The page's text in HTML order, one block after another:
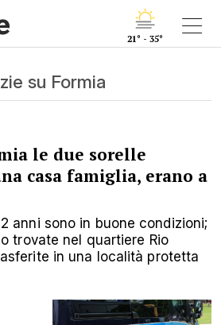
21° - 35°
su Formia
le due sorelle
casa famiglia, erano a
anni sono in buone condizioni;
trovate nel quartiere Rio
in una località protetta